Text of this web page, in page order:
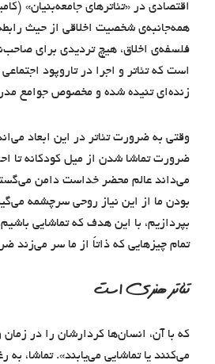
اقتصادی در «تئاترهای جامعه‌بنیان»
همه‌جانبه‌ی شخصیت اخلاقی از حیث
فلسفه‌ی اخلاق، هیچ تردیدی برای
است که تئاتر و اجرا در تاروپود
زنده‌ای تنیده شده و مخصوص جوامع
وقتی به ضرورت تئاتر در این ابعاد
ضرورت تماشا شدن از میل کودکانه تا
می‌داند عالم محضر خداست دامن
بودن ما از این نیاز روحی سرچشمه
بپردازیم، با این هدف که تماشایی
تمام چیزهایی که ذاتاً از ما سر می‌زند
تئاتر هنری است
که با آن، انسان‌ها کردارشان را در زمان
می‌کنند یا تماشایی می‌یابند». تماشا، به